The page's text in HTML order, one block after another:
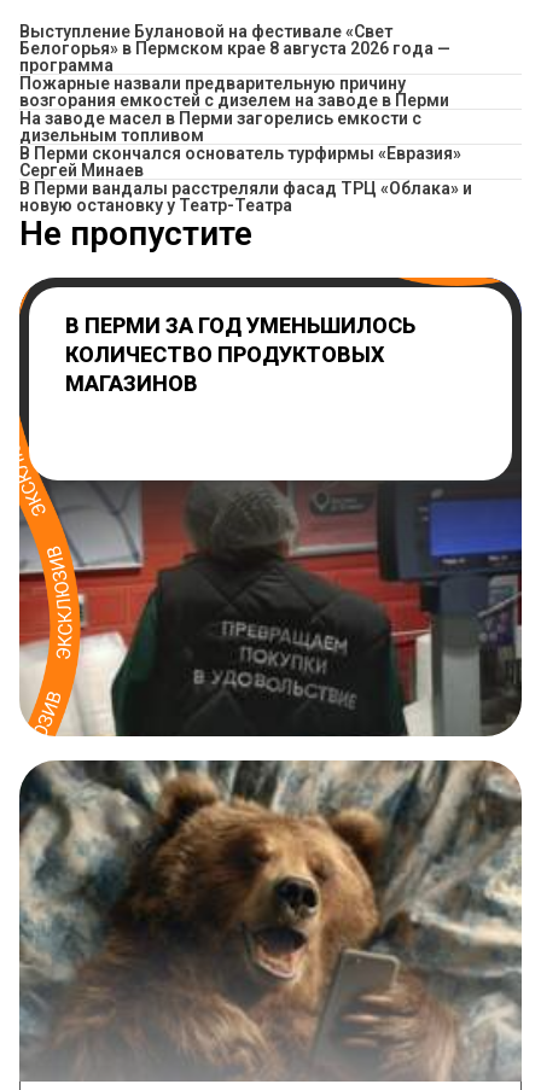
Выступление Булановой на фестивале «Свет
Белогорья» в Пермском крае 8 августа 2026 года —
программа
Пожарные назвали предварительную причину
возгорания емкостей с дизелем на заводе в Перми
На заводе масел в Перми загорелись емкости с
дизельным топливом
В Перми скончался основатель турфирмы «Евразия»
Сергей Минаев
В Перми вандалы расстреляли фасад ТРЦ «Облака» и
новую остановку у Театр-Театра
Не пропустите
В ПЕРМИ ЗА ГОД УМЕНЬШИЛОСЬ
КОЛИЧЕСТВО ПРОДУКТОВЫХ
МАГАЗИНОВ